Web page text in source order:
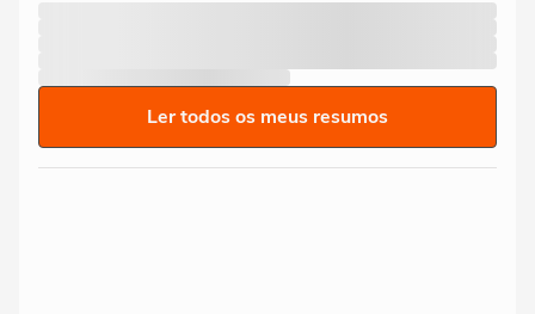
Ler todos os meus resumos